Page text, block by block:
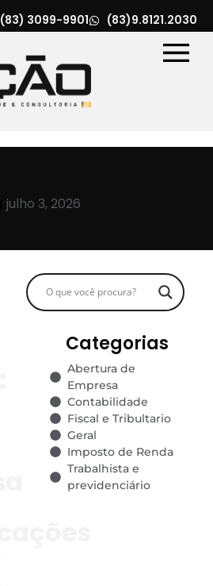
(83) 3099-9901 (83)9.8121.2030
julho 3, 2026
Categorias
Abertura de
Empresa
Contabilidade
Fiscal e Tribultario
Geral
Imposto de Renda
Trabalhista e
previdenciário